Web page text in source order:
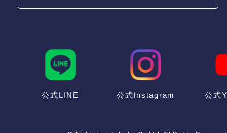
公式LINE 公式Instagram 公式